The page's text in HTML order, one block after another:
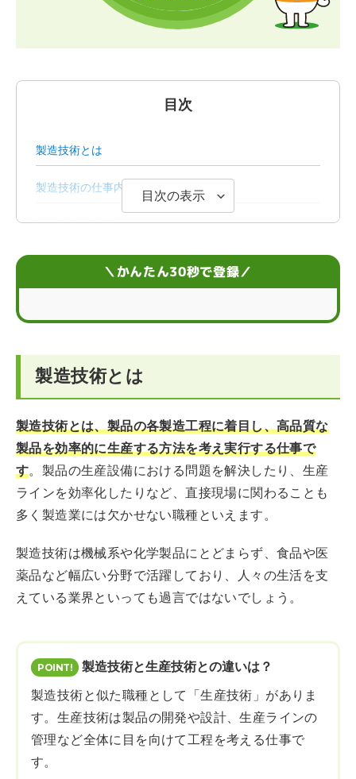
目次
製造技術とは
製造技術の仕事内容
製造技術の年収
製造技術の志望動機
目次の表示
＼かんたん30秒で登録／
製造技術とは
製造技術とは、製品の各製造工程に着目し、高品質な
製品を効率的に生産する方法を考え実行する仕事で
す。製品の生産設備における問題を解決したり、生産
ラインを効率化したりなど、直接現場に関わることも
多く製造業には欠かせない職種といえます。
製造技術は機械系や化学製品にとどまらず、食品や医
薬品など幅広い分野で活躍しており、人々の生活を支
えている業界といっても過言ではないでしょう。
製造技術と生産技術との違いは？
製造技術と似た職種として「生産技術」がありま
す。生産技術は製品の開発や設計、生産ラインの
管理など全体に目を向けて工程を考える仕事で
す。